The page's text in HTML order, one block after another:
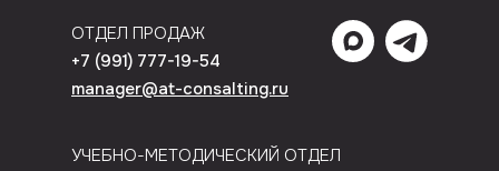
ОТДЕЛ ПРОДАЖ
+7 (991) 777-19-54
manager@at-consalting.ru
УЧЕБНО-МЕТОДИЧЕСКИЙ ОТДЕЛ